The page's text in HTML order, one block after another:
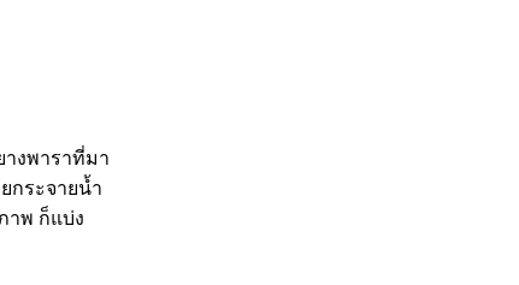
งพาราที่มา
กระจายน้ำ
าพ ก็แบ่ง